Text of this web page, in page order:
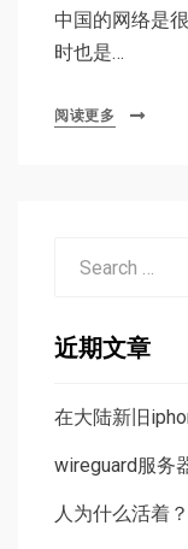
中国的网络是
时也是…
阅读更多
近期文章
在大陆新旧
wireguard服务
人为什么活着？